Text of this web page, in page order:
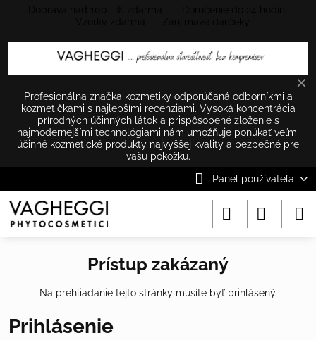
✕
Profesionálna značka kozmetiky odporúčaná odborníkmi a
kozmetičkami s najlepšími recenziami. Vysoká koncentrácia
prírodných účinných látok a prispôsobené zloženie s
najmodernejšími technológiami nám umožňuje ponúkať veľmi
účinné kozmetické produkty najvyššej kvality a bezpečné pre
vašu pokožku.
Panel používateľa
Prístup zakázaný
Na prehliadanie tejto stránky musíte byť prihlásený.
Prihlásenie